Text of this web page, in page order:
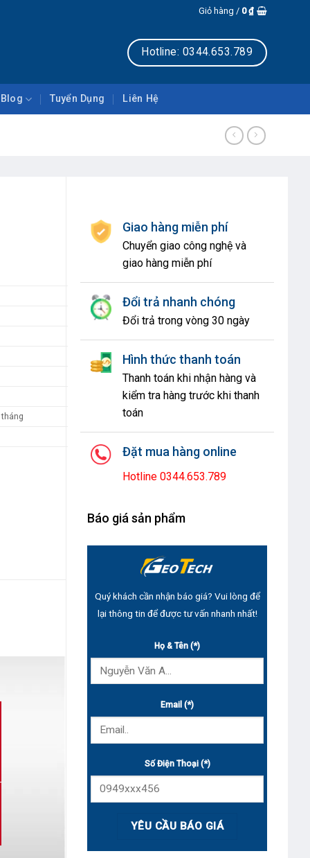
Giỏ hàng / 0₫
Hotline: 0344.653.789
Blog Tuyển Dụng Liên Hệ
Giao hàng miễn phí
Chuyển giao công nghệ và
giao hàng miễn phí
Đổi trả nhanh chóng
Đổi trả trong vòng 30 ngày
Hình thức thanh toán
Thanh toán khi nhận hàng và
kiểm tra hàng trước khi thanh
toán
Đặt mua hàng online
Hotline 0344.653.789
Báo giá sản phẩm
Quý khách cần nhận báo giá? Vui lòng để
lại thông tin để được tư vấn nhanh nhất!
Họ & Tên (*)
Email (*)
Số Điện Thoại (*)